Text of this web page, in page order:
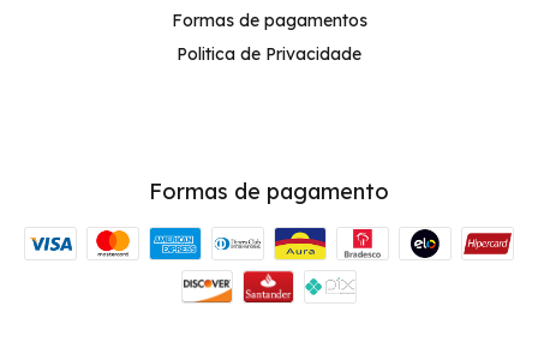
Formas de pagamentos
Politica de Privacidade
Formas de pagamento